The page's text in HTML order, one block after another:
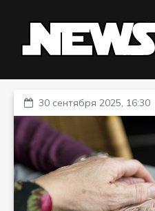
30 сентября 2025, 16:30